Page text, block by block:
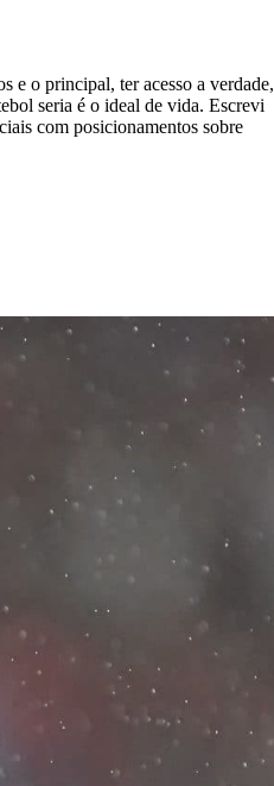
e o principal, ter acesso a verdade,
seria é o ideal de vida. Escrevi
com posicionamentos sobre